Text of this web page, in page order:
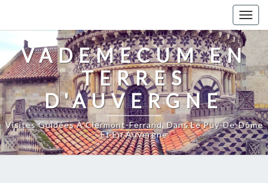
VADEMECUM EN
TERRES
D'AUVERGNE
Visites Guidées À Clermont-Ferrand, Dans Le Puy-De-Dôme
Et En Auvergne